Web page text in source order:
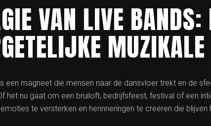
VAN LIVE BANDS:
een magneet die mensen naar de dansvloer trekt en de
het nu gaat om een bruiloft, bedrijfsfeest, festival of een
te versterken en herinneringen te creëren die blijven